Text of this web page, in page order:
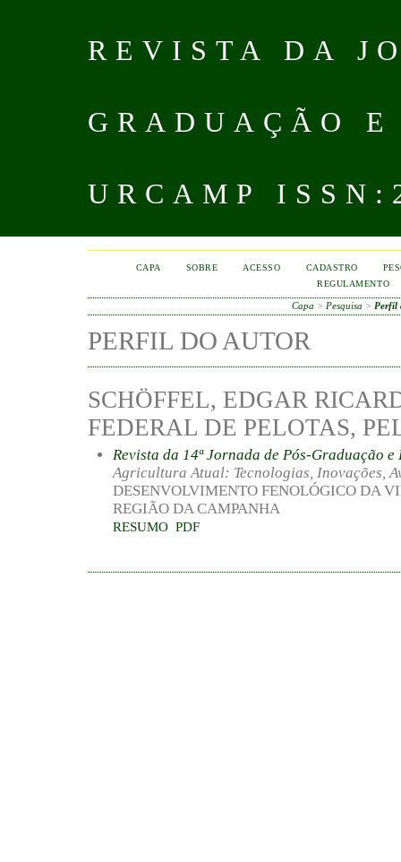
REVISTA DA
GRADUAÇÃO
URCAMP
CAPA SOBRE ACESSO CADASTRO
REGULAMENTO
Capa > Pesquisa > Perfil
PERFIL DO AUTOR
SCHÖFFEL, EDGAR
FEDERAL DE PELOTAS,
Revista da 14ª Jornada de Pós-Graduação
Agricultura Atual: Tecnologias, Inovações,
DESENVOLVIMENTO FENOLÓGICO DA
REGIÃO DA CAMPANHA
RESUMO PDF